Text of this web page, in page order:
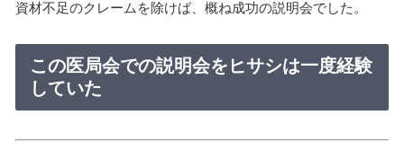
資材不足のクレームを除けば、概ね成功の説明会でした。
この医局会での説明会をヒサシは一度経験
していた